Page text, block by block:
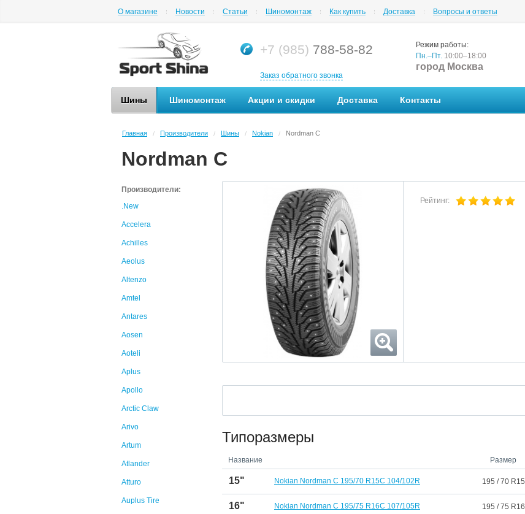
О магазине Новости Статьи Шиномонтаж Как купить Доставка Вопросы и ответы
+7 (985) 788-58-82
Заказ обратного звонка
Режим работы:
Пн.–Пт. 10:00–18:00
город Москва
Шины Шиномонтаж Акции и скидки Доставка Контакты
Главная / Производители / Шины / Nokian / Nordman C
Nordman C
Производители:
.New
Accelera
Achilles
Aeolus
Altenzo
Amtel
Antares
Aosen
Aoteli
Aplus
Apollo
Arctic Claw
Arivo
Artum
Atlander
Atturo
Auplus Tire
Рейтинг:
Типоразмеры
Название Размер
15" Nokian Nordman C 195/70 R15C 104/102R 195 / 70 R15
16" Nokian Nordman C 195/75 R16C 107/105R 195 / 75 R16